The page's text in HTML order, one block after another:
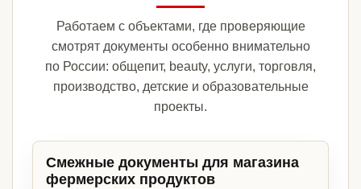
Работаем с объектами, где проверяющие
смотрят документы особенно внимательно
по России: общепит, beauty, услуги, торговля,
производство, детские и образовательные
проекты.
Смежные документы для магазина
фермерских продуктов